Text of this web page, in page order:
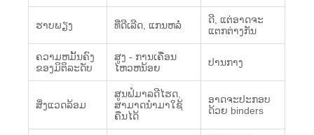
ຮາບພຽງ ທີ່ດີເລີດ, ແກນຫລໍ່
ດີ, ແຕ່ອາດຈະ
ແຕກຕ່າງກັນ
ຄວາມຫມັ້ນຄົງ
ຂອງມິຕິລະດັບ
ສູງ - ການເຄື່ອນ
ໄຫວຫນ້ອຍ
ປານກາງ
ສິ່ງແວດລ້ອມ
ສູນຟໍມາລດີໄຮດ,
ສາມາດນຳມາໃຊ້
ຄືນໄດ້
ອາດ​ຈະ​ປະ​ກອບ​
ດ້ວຍ binders​